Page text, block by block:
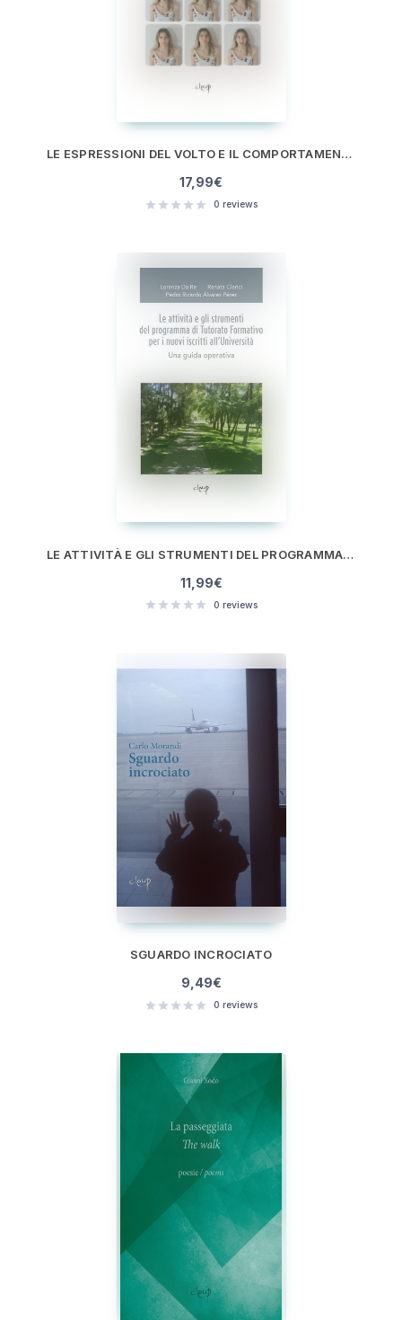
LE ESPRESSIONI DEL VOLTO E IL COMPORTAMENTO UMANO
17,99€
0 reviews
LE ATTIVITÀ E GLI STRUMENTI DEL PROGRAMMA DI TUTORATO FORMATIVO PER I NUOVI ISCRITTI ALL'UNIVERSITÀ
11,99€
0 reviews
SGUARDO INCROCIATO
9,49€
0 reviews